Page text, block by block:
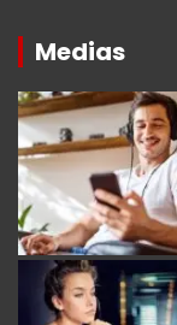
Medias